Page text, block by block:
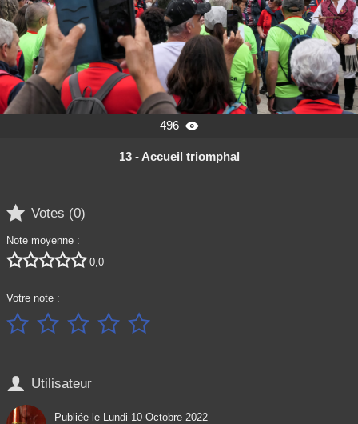
496 
13 - Accueil triomphal
 Votes (0)
Note moyenne :
 0,0
Votre note :
    
 Utilisateur
Publiée le Lundi 10 Octobre 2022